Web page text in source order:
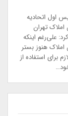
اول اتحادیه
املاک تهران
علی‌رغم اینکه
املاک هنوز بستر
برای استفاده از